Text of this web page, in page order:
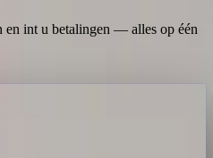
en int u betalingen — alles op één